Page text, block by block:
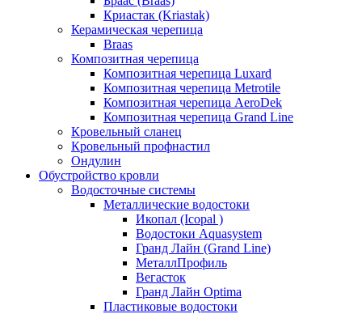
Криастак (Kriastak)
Керамическая черепица
Braas
Композитная черепица
Композитная черепица Luxard
Композитная черепица Metrotile
Композитная черепица AeroDek
Композитная черепица Grand Line
Кровельный сланец
Кровельный профнастил
Ондулин
Обустройство кровли
Водосточные системы
Металлические водостоки
Икопал (Icopal )
Водостоки Aquasystem
Гранд Лайн (Grand Line)
МеталлПрофиль
Вегасток
Гранд Лайн Optima
Пластиковые водостоки